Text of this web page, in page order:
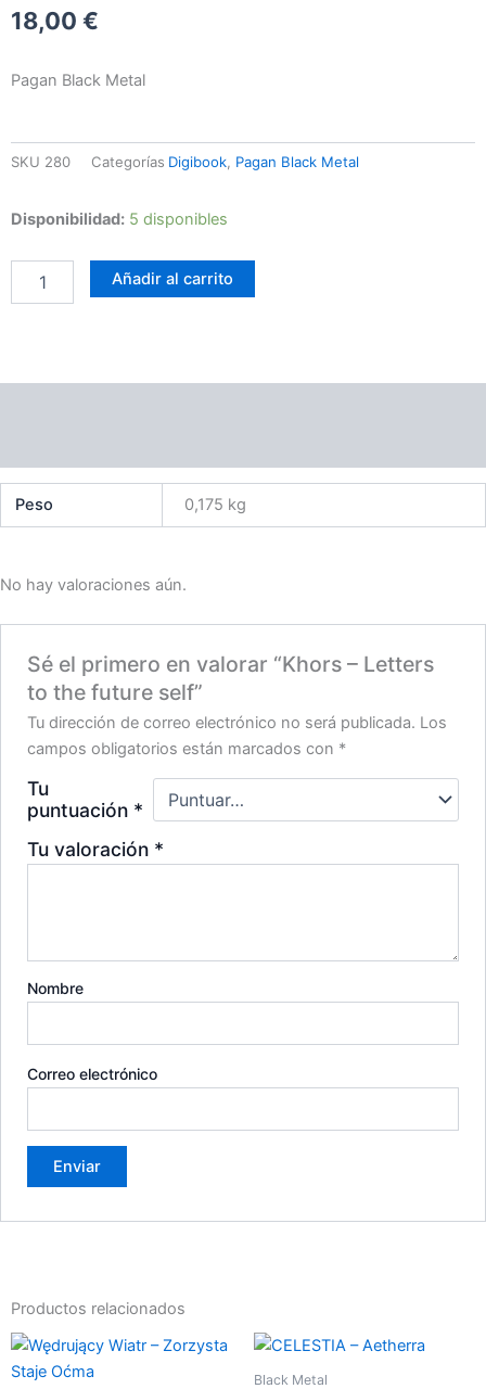
18,00 €
Pagan Black Metal
SKU 280 Categorías Digibook Pagan Black Metal
Disponibilidad: 5 disponibles
Khors
Letters
the
Añadir al carrito
Peso 0,175 kg
No hay valoraciones aún.
Sé el primero en valorar “Khors – Letters
to the future self”
Tu dirección de correo electrónico no será publicada. Los
campos obligatorios están marcados con *
Tu
puntuación *
Tu valoración *
Nombre
Correo electrónico
Productos relacionados
Black Metal